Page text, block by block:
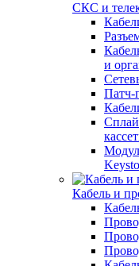
СКС и
и
Патч-
Кабель и